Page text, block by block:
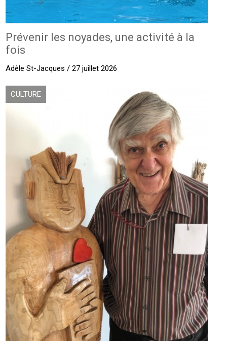
Prévenir les noyades, une activité à la
fois
Adèle St-Jacques / 27 juillet 2026
CULTURE